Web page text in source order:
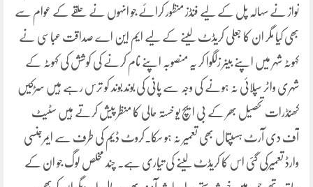
نواز نے سہالہ پل کے لیے فنڈز منظور کرائے جو انہوں نے حلقے کے عوام سے
بھی کیا مگر ان کا جعلی کریڈٹ لینے کے لیے ایم این اے صداقت عباسی نے
کہوٹہ شہر میں اپنے بینر زلگوا کر یہ منصوبہ اپنے نام کرنے کی کوشش کی کہوٹہ کے
شہری واٹر سپلائی نہ ہونے کی وجہ سے پانی کی بوند بوند کو ترس رہے ہیں سڑکیں
کھنڈرات تحصیل بھر کے بی ایچ یو خستہ حالی کا منظر پیش کرتے ہیں سٹیٹ
آف دی آرٹ ہسپتال بھی تعمیر نہ ہو سکا.کروٹ ڈیم کی طرف سے ایمرجنسی
وارڈ تعمیرکی گئی اس کا کریڈٹ لینے کی تیاری ہے. چند مخلص لوگ جو ان کے